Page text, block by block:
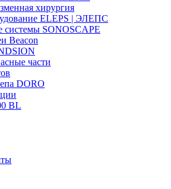
хирургия
ELEPS | ЭЛЕПС
системы SONOSCAPE
Beacon
части
DORO
BL